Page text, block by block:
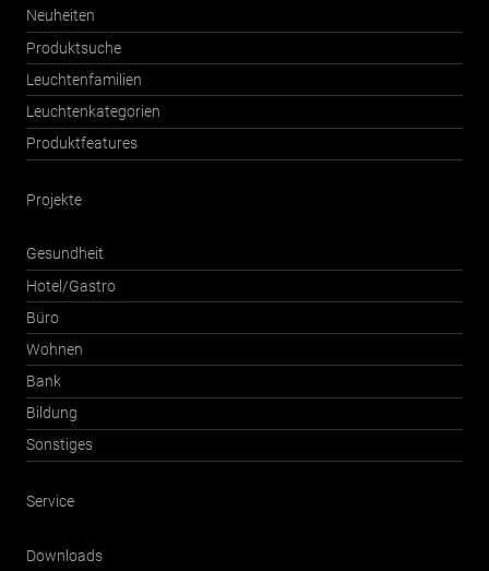
Neuheiten
Produktsuche
Leuchtenfamilien
Leuchtenkategorien
Produktfeatures
Projekte
Gesundheit
Hotel/Gastro
Büro
Wohnen
Bank
Bildung
Sonstiges
Service
Downloads